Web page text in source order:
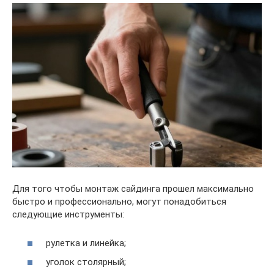
Для того чтобы монтаж сайдинга прошел максимально
быстро и профессионально, могут понадобиться
следующие инструменты:
рулетка и линейка;
уголок столярный;